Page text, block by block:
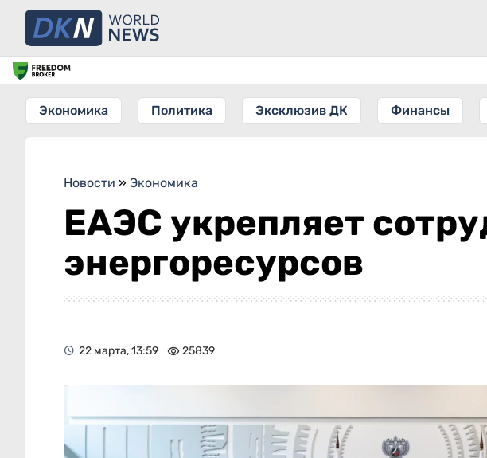
Экономика Политика Эксклюзив ДК Финансы
Новости » Экономика
ЕАЭС укрепляет
энергоресурсов
22 марта, 13:59 25839